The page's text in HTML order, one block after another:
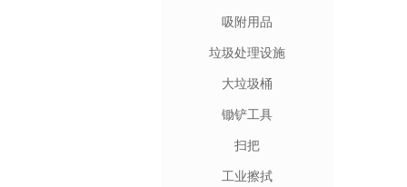
吸附用品
垃圾处理设施
大垃圾桶
锄铲工具
扫把
工业擦拭